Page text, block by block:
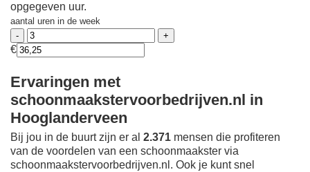
opgegeven uur.
aantal uren in de week
€
Ervaringen met
schoonmaakstervoorbedrijven.nl in
Hooglanderveen
Bij jou in de buurt zijn er al 2.371 mensen die profiteren
van de voordelen van een schoonmaakster via
schoonmaakstervoorbedrijven.nl. Ook je kunt snel